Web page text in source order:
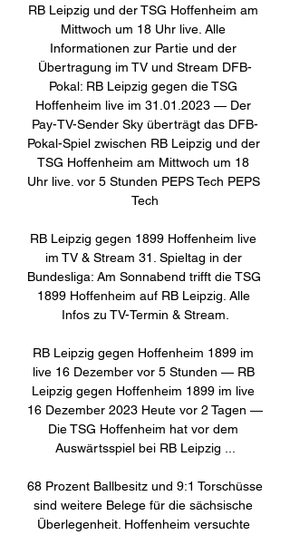
RB Leipzig und der TSG Hoffenheim am
Mittwoch um 18 Uhr live. Alle
Informationen zur Partie und der
Übertragung im TV und Stream DFB-
Pokal: RB Leipzig gegen die TSG
Hoffenheim live im 31.01.2023 — Der
Pay-TV-Sender Sky überträgt das DFB-
Pokal-Spiel zwischen RB Leipzig und der
TSG Hoffenheim am Mittwoch um 18
Uhr live. vor 5 Stunden PEPS Tech PEPS
Tech
RB Leipzig gegen 1899 Hoffenheim live
im TV & Stream 31. Spieltag in der
Bundesliga: Am Sonnabend trifft die TSG
1899 Hoffenheim auf RB Leipzig. Alle
Infos zu TV-Termin & Stream.
RB Leipzig gegen Hoffenheim 1899 im
live 16 Dezember vor 5 Stunden — RB
Leipzig gegen Hoffenheim 1899 im live
16 Dezember 2023 Heute vor 2 Tagen —
Die TSG Hoffenheim hat vor dem
Auswärtsspiel bei RB Leipzig ...
68 Prozent Ballbesitz und 9:1 Torschüsse
sind weitere Belege für die sächsische
Überlegenheit. Hoffenheim versuchte